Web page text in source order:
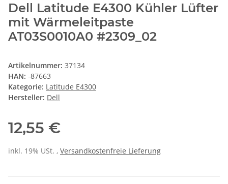
Dell Latitude E4300 Kühler Lüfter
mit Wärmeleitpaste
AT03S0010A0 #2309_02
Artikelnummer: 37134
HAN: -87663
Kategorie: Latitude E4300
Hersteller: Dell
12,55 €
inkl. 19% USt. , Versandkostenfreie Lieferung